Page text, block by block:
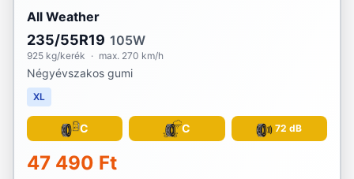
All Weather
235/55R19 105W
925 kg/kerék · max. 270 km/h
Négyévszakos gumi
XL
C C 72 dB
47 490 Ft